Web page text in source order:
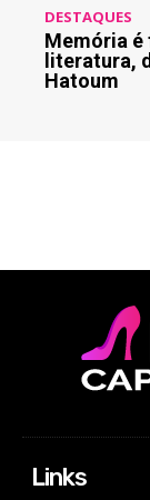
DESTAQUES
Memória é
literatura,
Hatoum
Links